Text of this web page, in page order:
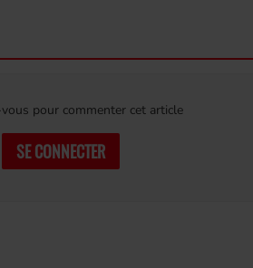
vous pour commenter cet article
SE CONNECTER